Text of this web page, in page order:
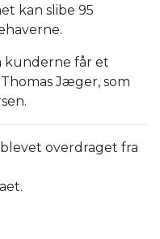
kan slibe 95
kunderne får et
Jæger, som
overdraget fra